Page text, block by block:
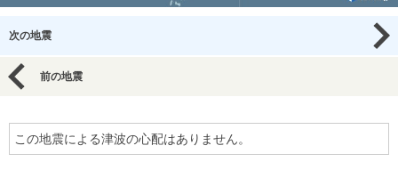
次の地震
前の地震
この地震による津波の心配はありません。